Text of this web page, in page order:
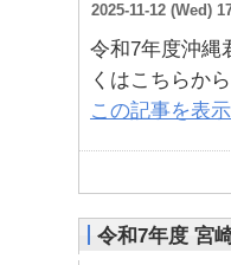
2025-11-12 (Wed)
令和7年度沖縄
くはこちらか
この記事を表示
令和7年度 宮